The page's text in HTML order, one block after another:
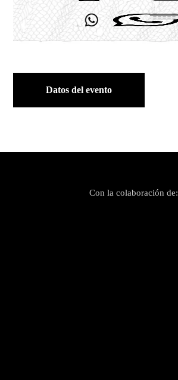
Datos del evento
Con la colaboración de: